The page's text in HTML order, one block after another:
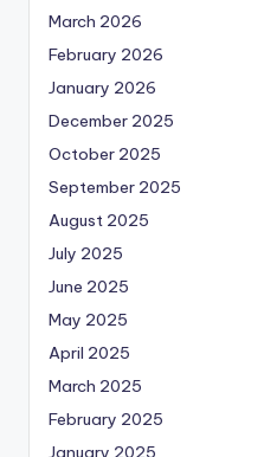
March 2026
February 2026
January 2026
December 2025
October 2025
September 2025
August 2025
July 2025
June 2025
May 2025
April 2025
March 2025
February 2025
January 2025